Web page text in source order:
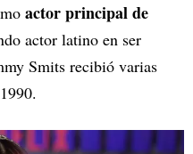
actor principal de
actor latino en ser
Smits recibió varias